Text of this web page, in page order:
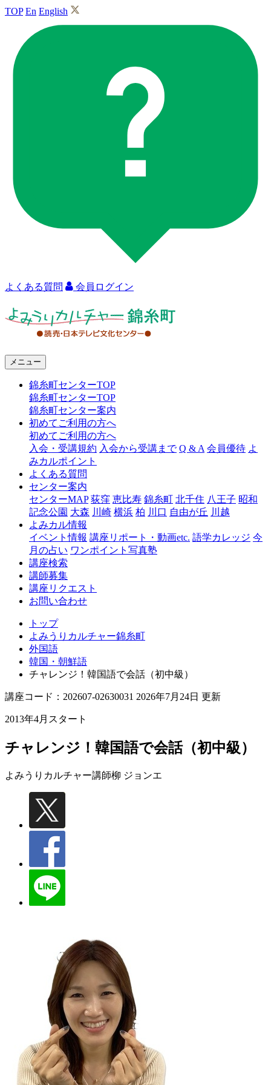
TOP En English
よくある質問 会員ログイン
ャ
糸
メニュー
錦糸町センターTOP
錦糸町センターTOP
錦糸町センター案内
初めてご利用の方へ
初めてご利用の方へ
入会・受講規約 入会から受講まで Q & A 会員優待 よ
みカルポイント
よくある質問
センター案内
センターMAP 荻窪 恵比寿 錦糸町 北千住 八王子 昭和
記念公園 大森 川崎 横浜 柏 川口 自由が丘 川越
よみカル情報
イベント情報 講座リポート・動画etc. 語学カレッジ 今
月の占い ワンポイント写真塾
講座検索
講師募集
講座リクエスト
お問い合わせ
トップ
よみうりカルチャー錦糸町
外国語
韓国・朝鮮語
チャレンジ！韓国語で会話（初中級）
講座コード：202607-02630031 2026年7月24日 更新
2013年4月スタート
チャレンジ！韓国語で会話（初中級）
よみうりカルチャー講師柳 ジョンエ